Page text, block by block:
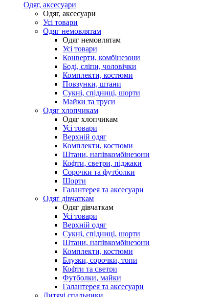
Одяг, аксесуари
Одяг, аксесуари
Усі товари
Одяг немовлятам
Одяг немовлятам
Усі товари
Конверти, комбінезони
Боді, сліпи, чоловічки
Комплекти, костюми
Повзунки, штани
Сукні, спідниці, шорти
Майки та труси
Одяг хлопчикам
Одяг хлопчикам
Усі товари
Верхній одяг
Комплекти, костюми
Штани, напівкомбінезони
Кофти, светри, піджаки
Сорочки та футболки
Шорти
Галантерея та аксесуари
Одяг дівчаткам
Одяг дівчаткам
Усі товари
Верхній одяг
Сукні, спідниці, шорти
Штани, напівкомбінезони
Комплекти, костюми
Блузки, сорочки, топи
Кофти та светри
Футболки, майки
Галантерея та аксесуари
Дитячі спальники